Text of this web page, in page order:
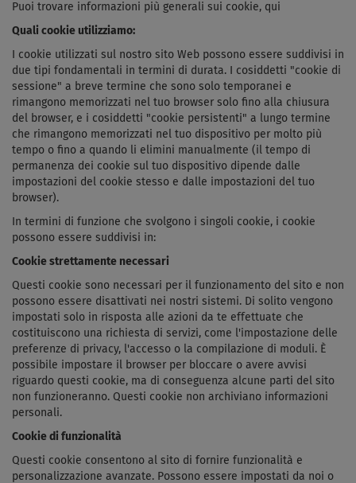
Puoi trovare informazioni più generali sui cookie, qui
Quali cookie utilizziamo:
I cookie utilizzati sul nostro sito Web possono essere suddivisi in
due tipi fondamentali in termini di durata. I cosiddetti "cookie di
sessione" a breve termine che sono solo temporanei e
rimangono memorizzati nel tuo browser solo fino alla chiusura
del browser, e i cosiddetti "cookie persistenti" a lungo termine
che rimangono memorizzati nel tuo dispositivo per molto più
tempo o fino a quando li elimini manualmente (il tempo di
permanenza dei cookie sul tuo dispositivo dipende dalle
impostazioni del cookie stesso e dalle impostazioni del tuo
browser).
In termini di funzione che svolgono i singoli cookie, i cookie
possono essere suddivisi in:
Cookie strettamente necessari
Questi cookie sono necessari per il funzionamento del sito e non
possono essere disattivati ​​nei nostri sistemi. Di solito vengono
impostati solo in risposta alle azioni da te effettuate che
costituiscono una richiesta di servizi, come l'impostazione delle
preferenze di privacy, l'accesso o la compilazione di moduli. È
possibile impostare il browser per bloccare o avere avvisi
riguardo questi cookie, ma di conseguenza alcune parti del sito
non funzioneranno. Questi cookie non archiviano informazioni
personali.
Cookie di funzionalità
Questi cookie consentono al sito di fornire funzionalità e
personalizzazione avanzate. Possono essere impostati da noi o